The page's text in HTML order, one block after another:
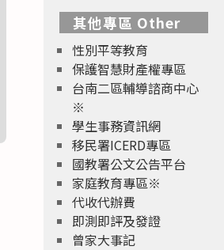
其他專區 Other
性別平等教育
保護智慧財產權專區
台南二區輔導諮商中心
※
學生事務資訊網
移民署ICERD專區
國教署公文公告平台
家庭教育專區※
代收代辦費
即測即評及發證
曾家大事記